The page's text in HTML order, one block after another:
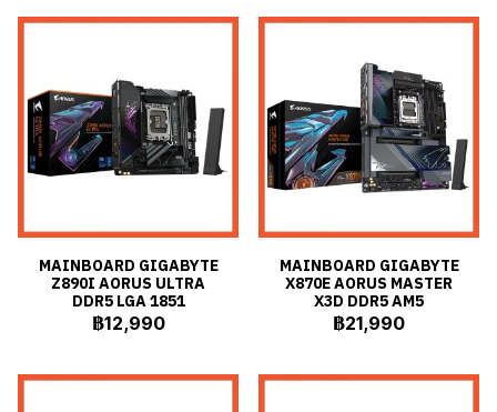
MAINBOARD GIGABYTE
Z890I AORUS ULTRA
DDR5 LGA 1851
฿12,990
MAINBOARD GIGABYTE
X870E AORUS MASTER
X3D DDR5 AM5
฿21,990